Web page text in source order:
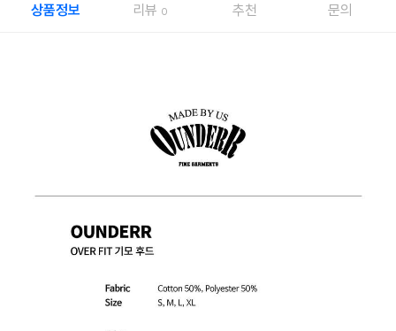
상품정보 리뷰 0 추천 문의